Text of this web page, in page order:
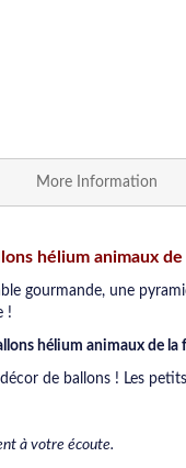
hélium animaux
gourmande, une
!
hélium animaux de la
de ballons ! Les
à votre écoute.
More Information